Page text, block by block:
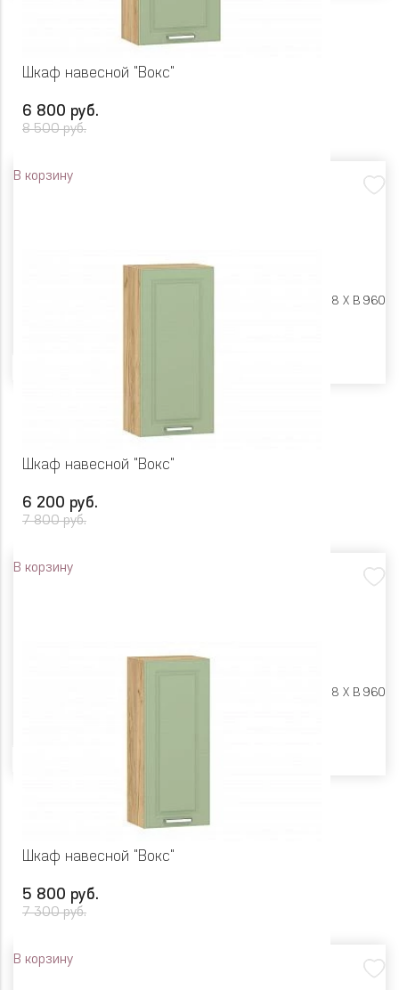
Шкаф навесной "Вокс"
6 800 руб.
8 500 руб.
В корзину
Ш 500 X Г 318 X В 960
Шкаф навесной "Вокс"
6 200 руб.
7 800 руб.
В корзину
Ш 450 X Г 318 X В 960
Шкаф навесной "Вокс"
5 800 руб.
7 300 руб.
В корзину